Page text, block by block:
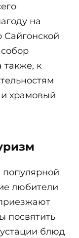
на
Сайгонской
также, к
храмовый
популярной
любители
посвятить
блюд